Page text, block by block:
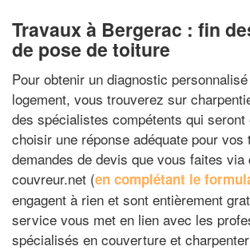
Travaux à Bergerac : fin
de pose de toiture
Pour obtenir un diagnostic
logement, vous trouverez sur
des spécialistes compétents qui seront
choisir une réponse adéquate pour vos
demandes de devis que vous faites via
couvreur.net (en complétant le
engagent à rien et sont entièrement
service vous met en lien avec les
spécialisés en couverture et